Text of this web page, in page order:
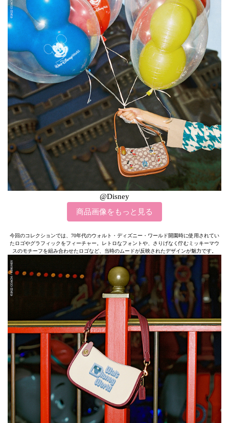
@Disney
商品画像をもっと見る
今回のコレクションでは、70年代のウォルト・ディズニー・ワールド開園時に使用されてい
たロゴやグラフィックをフィーチャー。レトロなフォントや、さりげなく佇むミッキーマウ
スのモチーフを組み合わせたロゴなど、当時のムードが反映されたデザインが魅力です。